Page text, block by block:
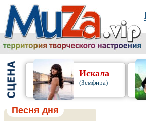
Искала
(Земфира)
Песня дня